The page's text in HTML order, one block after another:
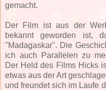
gemacht.
Der Film ist aus der
bekannt geworden ist,
"Madagaskar". Die
ich auch Parallelen zu
Der Held des Films Hicks
etwas aus der Art
und freundet sich im Laufe